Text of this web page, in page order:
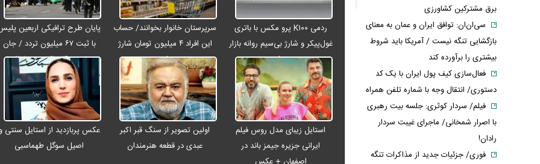
ردمی K۱۰۰ پرو مکس با باتری
غول‌پیکر و شارژ بی‌سیم روانه بازار
می‌شود
سرپرستان خانوار بخوانند/ حساب
این افراد ۴ میلیون تومان شارژ
شد
پایان طرح ترافیکی اربعین
با ثبت ۶۷ میلیون تردد / جان
باختن ۲۴ زائر در تصادفات
اربعینی
استایل زیبای مدل روس فیلم
ایرانی جزیره جیمز باند در
اولین تصویر از سنگ قبر اکبر
عبدی در قطعه هنرمندان
عکس پربازدید از استایل سنتی
اصیل سوگل طهماسبی
برق مشترکین کشاورزی
سی‌ان‌ان: توافق ایران و عمان به معنای
بازگشایی تنگه نیست / آمریکا باید شروط
بیشتری را برآورده کند
فعال‌سازی کیف پول ایران با یک کد
دستوری/ انتقال وجه با شماره تلفن همراه
فیلم/ سردار کوثری: جلسه بیت رهبری
با اصرار شمخانی/ ماجرای غیبت سردار
رادان!
فوری/ جزئیات جدید از مذاکرات تنگه